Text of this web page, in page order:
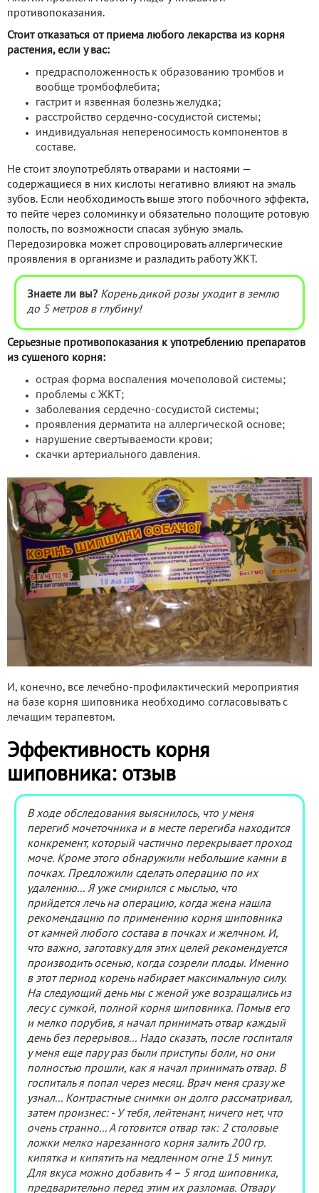
противопоказания.
Стоит отказаться от приема любого лекарства из корня
растения, если у вас:
предрасположенность к образованию тромбов и
вообще тромбофлебита;
гастрит и язвенная болезнь желудка;
расстройство сердечно-сосудистой системы;
индивидуальная непереносимость компонентов в
составе.
Не стоит злоупотреблять отварами и настоями —
содержащиеся в них кислоты негативно влияют на эмаль
зубов. Если необходимость выше этого побочного эффекта,
то пейте через соломинку и обязательно полощите ротовую
полость, по возможности спасая зубную эмаль.
Передозировка может спровоцировать аллергические
проявления в организме и разладить работу ЖКТ.
Знаете ли вы? Корень дикой розы уходит в землю
до 5 метров в глубину!
Серьезные противопоказания к употреблению препаратов
из сушеного корня:
острая форма воспаления мочеполовой системы;
проблемы с ЖКТ;
заболевания сердечно-сосудистой системы;
проявления дерматита на аллергической основе;
нарушение свертываемости крови;
скачки артериального давления.
И, конечно, все лечебно-профилактический мероприятия
на базе корня шиповника необходимо согласовывать с
лечащим терапевтом.
Эффективность корня
шиповника: отзыв
В ходе обследования выяснилось, что у меня
перегиб мочеточника и в месте перегиба находится
конкремент, который частично перекрывает проход
моче. Кроме этого обнаружили небольшие камни в
почках. Предложили сделать операцию по их
удалению... Я уже смирился с мыслью, что
прийдется лечь на операцию, когда жена нашла
рекомендацию по применению корня шиповника
от камней любого состава в почках и желчном. И,
что важно, заготовку для этих целей рекомендуется
производить осенью, когда созрели плоды. Именно
в этот период корень набирает максимальную силу.
На следующий день мы с женой уже возращались из
лесу с сумкой, полной корня шиповника. Помыв его
и мелко порубив, я начал принимать отвар каждый
день без перерывов... Надо сказать, после госпиталя
у меня еще пару раз были приступы боли, но они
полностью прошли, как я начал принимать отвар. В
госпиталь я попал через месяц. Врач меня сразу же
узнал... Контрастные снимки он долго рассматривал,
затем произнес: - У тебя, лейтенант, ничего нет, что
очень странно... А готовится отвар так: 2 столовые
ложки мелко нарезанного корня залить 200 гр.
кипятка и кипятить на медленном огне 15 минут.
Для вкуса можно добавить 4 – 5 ягод шиповника,
предварительно перед этим их разломав. Отвару